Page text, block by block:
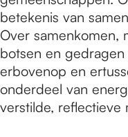
betekenis van
Over samenkomen,
botsen en
erbovenop en
onderdeel van
verstilde, reflectieve